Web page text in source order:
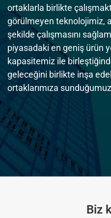
ortaklarla birlikte
görülmeyen teknolojimiz,
şekilde çalışmasını
piyasadaki en geniş ürün
kapasitemiz ile
geleceğini birlikte inşa
ortaklarımıza
Biz